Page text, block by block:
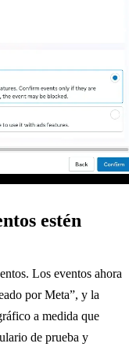
estén
Los eventos ahora
por Meta”, y la
a medida que
de prueba y